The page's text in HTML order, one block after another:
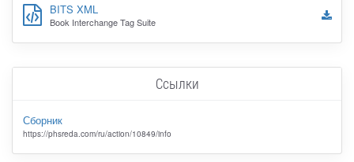
BITS XML
Book Interchange Tag Suite
Ссылки
Сборник
https://phsreda.com/ru/action/10849/info